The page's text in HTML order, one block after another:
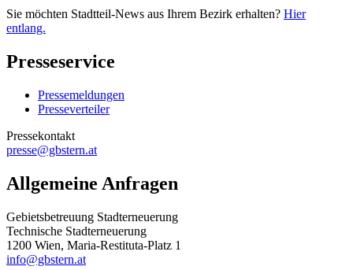
Sie möchten Stadtteil-News aus Ihrem Bezirk erhalten? Hier
entlang.
Presseservice
Pressemeldungen
Presseverteiler
Pressekontakt
presse@gbstern.at
Allgemeine Anfragen
Gebietsbetreuung Stadterneuerung
Technische Stadterneuerung
1200 Wien, Maria-Restituta-Platz 1
info@gbstern.at